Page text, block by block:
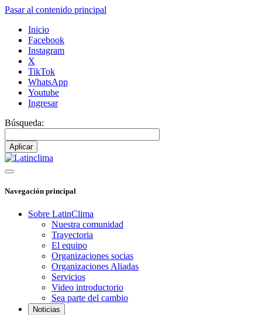
Pasar al contenido principal
Inicio
Facebook
Instagram
X
TikTok
WhatsApp
Youtube
Ingresar
Búsqueda:
Navegación principal
Sobre LatinClima
Nuestra comunidad
Trayectoria
El equipo
Organizaciones socias
Organizaciones Aliadas
Servicios
Video introductorio
Sea parte del cambio
Noticias